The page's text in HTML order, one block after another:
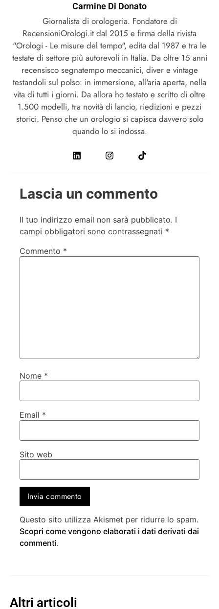
Carmine Di Donato
Giornalista di orologeria. Fondatore di
RecensioniOrologi.it dal 2015 e firma della rivista
"Orologi - Le misure del tempo", edita dal 1987 e tra le
testate di settore più autorevoli in Italia. Da oltre 15 anni
recensisco segnatempo meccanici, diver e vintage
testandoli sul polso: in immersione, all'aria aperta, nella
vita di tutti i giorni. Da allora ho testato e scritto di oltre
1.500 modelli, tra novità di lancio, riedizioni e pezzi
storici. Penso che un orologio si capisca davvero solo
quando lo si indossa.
Altri articoli
Lascia un commento
Il tuo indirizzo email non sarà pubblicato. I
campi obbligatori sono contrassegnati *
Commento *
Nome *
Email *
Sito web
Questo sito utilizza Akismet per ridurre lo spam.
Scopri come vengono elaborati i dati derivati dai
commenti.